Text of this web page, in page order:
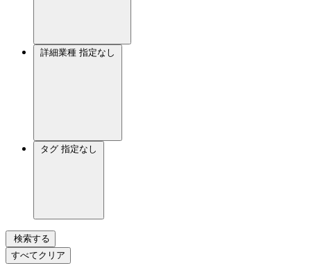
詳細業種 指定なし
タグ 指定なし
検索する
すべてクリア